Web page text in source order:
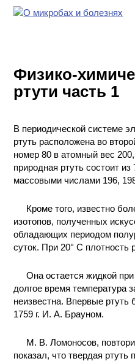
ХИМИЧЕСКАЯ
ПОСУДА
ВРЕДНЫЕ
ФАКТОРЫ
МЕТОДЫ
ПРАКТИЧЕСКОЙ
ХИМИЯ НА
ПРОИЗВОДСТВЕ
И ХИМИЧЕСКАЯ
КОНТАКТЫ
Физико-
ртути часть 1
В периодической системе
ртуть расположена во
номер 80 в атомный вес
природная ртуть состоит
массовыми числами 196,
Кроме того, известно
изотопов, полученных
обладающих периодом
суток. При 20° С плотность
Она остается жидкой
долгое время температура
неизвестна. Впервые
1759 г. И. А. Брауном.
М. В. Ломоносов,
показал, что твердая